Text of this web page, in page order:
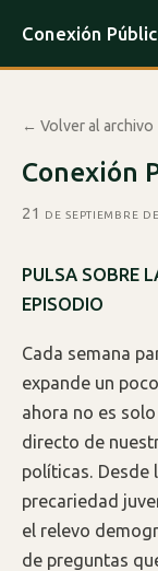
Conexión
← Volver al archivo
Conexión
21 de septiembre
PULSA SOBRE
EPISODIO
Cada semana
expande un
ahora no es
directo de
políticas. Desde
precariedad
el relevo
de preguntas